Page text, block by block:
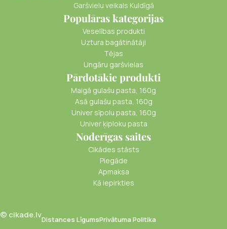
Garšvielu veikals Kuldīgā
Populāras kategorijas
Veselības produkti
Uztura bagātinātāji
Tējas
Ungāru garšvielas
Pārdotākie produkti
Maigā gulašu pasta, 160g
Asā gulašu pasta, 160g
Univer sīpolu pasta, 160g
Univer ķiploku pasta
Noderīgas saites
Cikādes stāsts
Piegāde
Apmaksa
Kā iepirkties
© cikade.lvDistances LīgumsPrivātuma Politika